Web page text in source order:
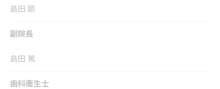
島田 顕
副院長
島田 篤
歯科衛生士